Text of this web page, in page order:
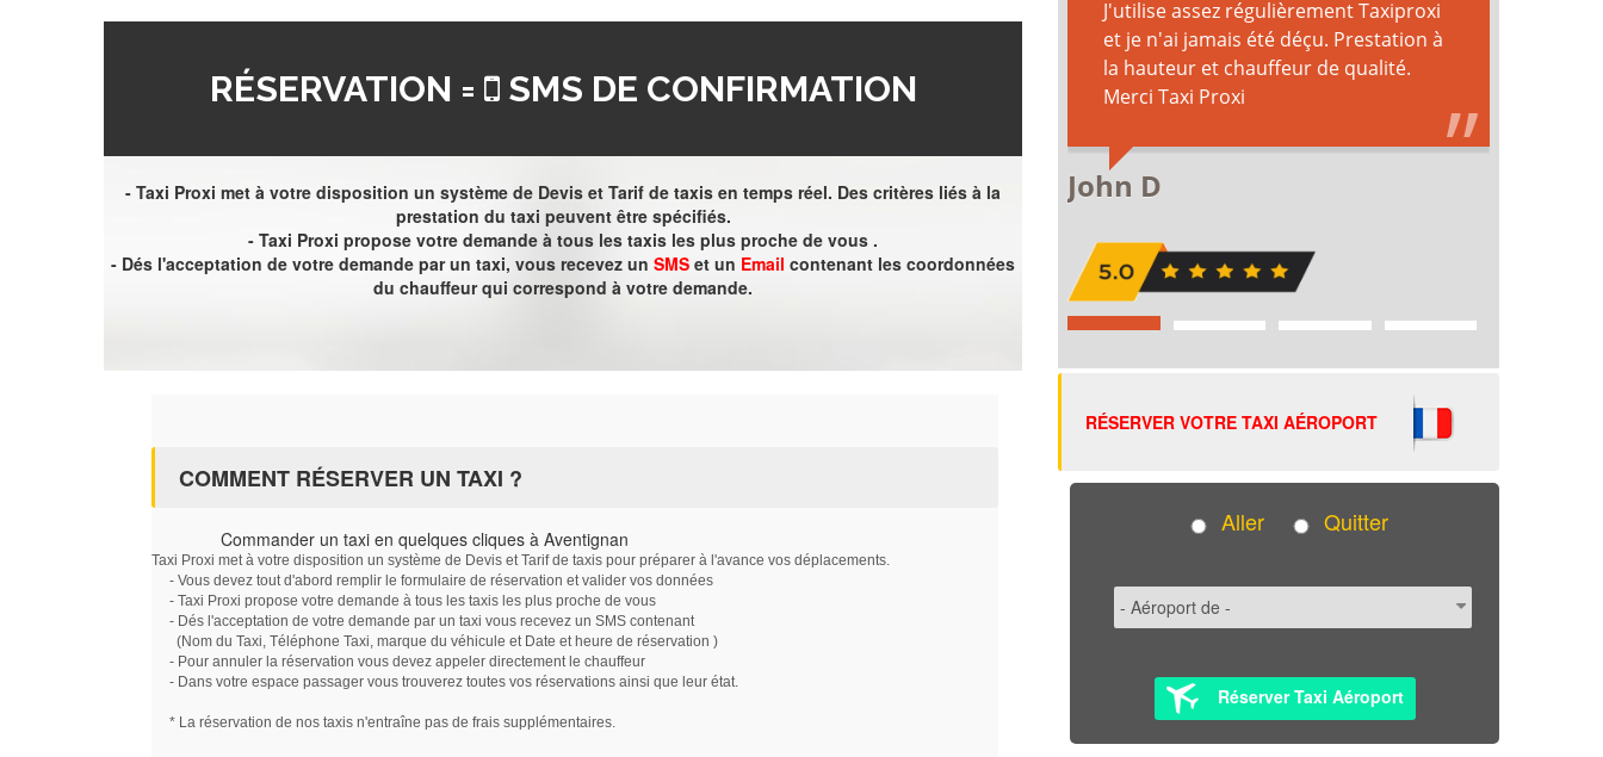
RÉSERVATION = SMS DE CONFIRMATION
- Taxi Proxi met à votre disposition un système de Devis et Tarif de taxis en temps réel. Des critères liés à la
prestation du taxi peuvent être spécifiés.
- Taxi Proxi propose votre demande à tous les taxis les plus proche de vous .
- Dés l'acceptation de votre demande par un taxi, vous recevez un SMS et un Email contenant les coordonnées
du chauffeur qui correspond à votre demande.
COMMENT RÉSERVER UN TAXI ?
Commander un taxi en quelques cliques à Aventignan
Taxi Proxi met à votre disposition un système de Devis et Tarif de taxis pour préparer à l'avance vos déplacements.
- Vous devez tout d'abord remplir le formulaire de réservation et valider vos données
- Taxi Proxi propose votre demande à tous les taxis les plus proche de vous
- Dés l'acceptation de votre demande par un taxi vous recevez un SMS contenant
(Nom du Taxi, Téléphone Taxi, marque du véhicule et Date et heure de réservation )
- Pour annuler la réservation vous devez appeler directement le chauffeur
- Dans votre espace passager vous trouverez toutes vos réservations ainsi que leur état.
* La réservation de nos taxis n'entraîne pas de frais supplémentaires.
RÉSERVER VOTRE TAXI AÉROPORT
Aller Quitter
Réserver Taxi Aéroport